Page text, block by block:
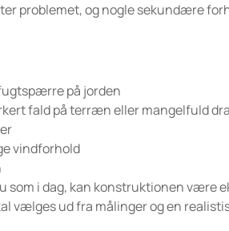
problemet, og nogle sekundære
på jorden
fald på terræn eller mangelfuld
vindforhold
som i dag, kan konstruktionen være
vælges ud fra målinger og en